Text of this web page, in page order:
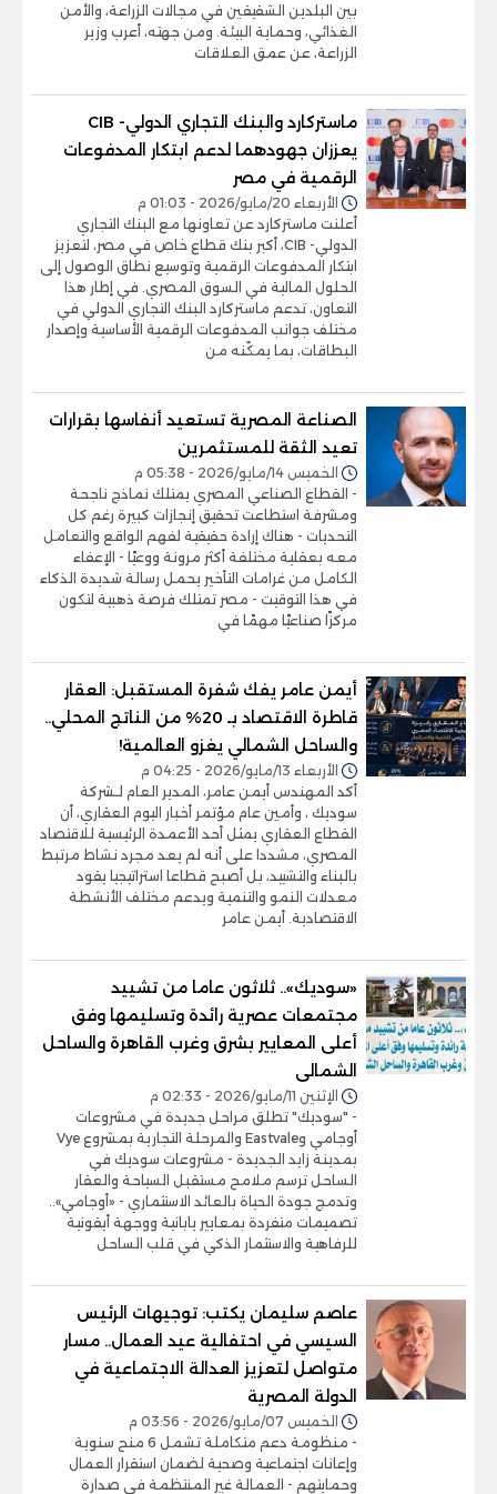
بين البلدين الشقيقين في مجالات الزراعة، والأمن
الغذائي، وحماية البيئة. ومن جهته، أعرب وزير
الزراعة، عن عمق العلاقات
ماستركارد والبنك التجاري الدولي- CIB
يعززان جهودهما لدعم ابتكار المدفوعات
الرقمية في مصر
الأربعاء 20/مايو/2026 - 01:03 م
أعلنت ماستركارد عن تعاونها مع البنك التجاري
الدولي- CIB، أكبر بنك قطاع خاص في مصر، لتعزيز
ابتكار المدفوعات الرقمية وتوسيع نطاق الوصول إلى
الحلول المالية في السوق المصري. في إطار هذا
التعاون، تدعم ماستركارد البنك التجاري الدولي في
مختلف جوانب المدفوعات الرقمية الأساسية وإصدار
البطاقات، بما يمكّنه من
الصناعة المصرية تستعيد أنفاسها بقرارات
تعيد الثقة للمستثمرين
الخميس 14/مايو/2026 - 05:38 م
- القطاع الصناعي المصري يمتلك نماذج ناجحة
ومشرفة استطاعت تحقيق إنجازات كبيرة رغم كل
التحديات - هناك إرادة حقيقية لفهم الواقع والتعامل
معه بعقلية مختلفة أكثر مرونة ووعيًا - الإعفاء
الكامل من غرامات التأخير يحمل رسالة شديدة الذكاء
في هذا التوقيت - مصر تمتلك فرصة ذهبية لتكون
مركزًا صناعيًا مهمًا في
أيمن عامر يفك شفرة المستقبل: العقار
قاطرة الاقتصاد بـ 20% من الناتج المحلي..
والساحل الشمالي يغزو العالمية!
الأربعاء 13/مايو/2026 - 04:25 م
أكد المهندس أيمن عامر، المدير العام لـشركة
سوديك ، وأمين عام مؤتمر أخبار اليوم العقاري، أن
القطاع العقاري يمثل أحد الأعمدة الرئيسية للاقتصاد
المصري، مشددا على أنه لم يعد مجرد نشاط مرتبط
بالبناء والتشييد، بل أصبح قطاعا استراتيجيا يقود
معدلات النمو والتنمية ويدعم مختلف الأنشطة
الاقتصادية. أيمن عامر
«سوديك».. ثلاثون عاما من تشييد
مجتمعات عصرية رائدة وتسليمها وفق
أعلى المعايير بشرق وغرب القاهرة والساحل
الشمالى
الإثنين 11/مايو/2026 - 02:33 م
- "سوديك" تطلق مراحل جديدة في مشروعات
أوجامي وEastvale والمرحلة التجارية بمشروع Vye
بمدينة زايد الجديدة - مشروعات سوديك في
الساحل ترسم ملامح مستقبل السياحة والعقار
وتدمج جودة الحياة بالعائد الاستثماري - «أوجامي»..
تصميمات متفردة بمعايير يابانية ووجهة أيقونية
للرفاهية والاستثمار الذكي في قلب الساحل
عاصم سليمان يكتب: توجيهات الرئيس
السيسي في احتفالية عيد العمال.. مسار
متواصل لتعزيز العدالة الاجتماعية في
الدولة المصرية
الخميس 07/مايو/2026 - 03:56 م
- منظومة دعم متكاملة تشمل 6 منح سنوية
وإعانات اجتماعية وصحية لضمان استقرار العمال
وحمايتهم - العمالة غير المنتظمة في صدارة